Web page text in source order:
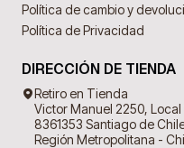
Política de cambio y
Política de Privacidad
DIRECCIÓN DE TIENDA
Retiro en Tienda
Victor Manuel 2250,
8361353 Santiago de
Región Metropolitana -